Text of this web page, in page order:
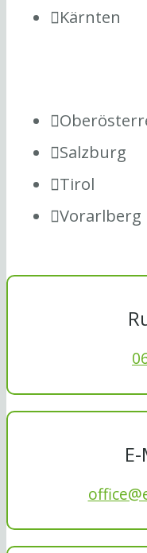
Kärnten
Salzburg
Tirol
Vorarlberg